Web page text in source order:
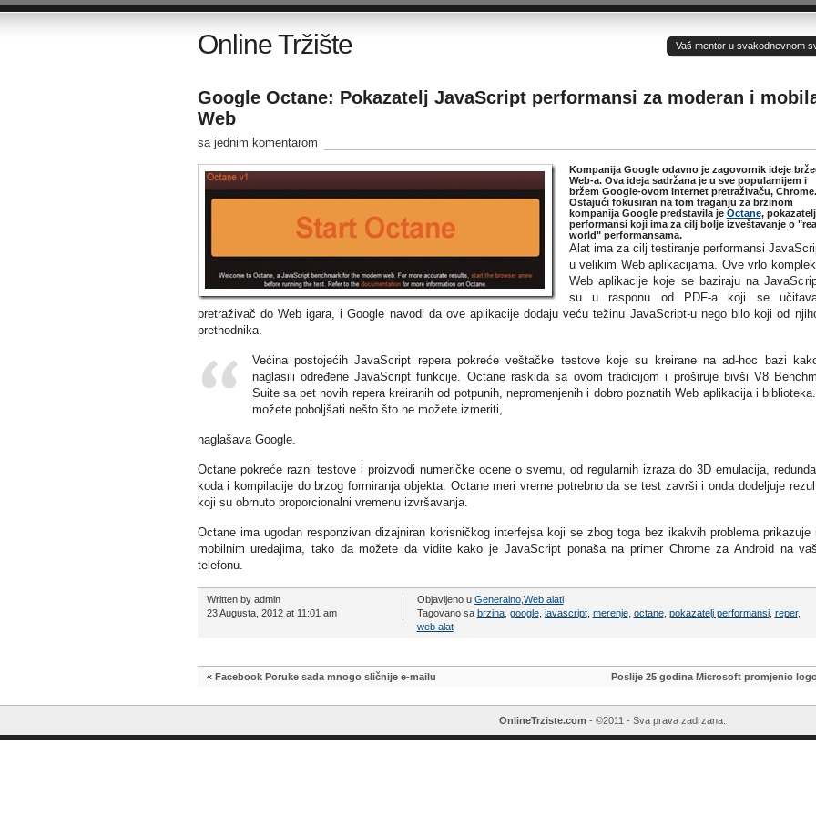
Online Tržište Vaš mentor u svakodnevnom
Google Octane: Pokazatelj JavaScript performansi za moderan i
Web
sa jednim komentarom
Kompanija Google odavno je zagovornik ideje
Web-a. Ova ideja sadržana je u sve popularnijem i
bržem Google-ovom Internet pretraživaču, Chrome.
Ostajući fokusiran na tom traganju za brzinom
kompanija Google predstavila je Octane, pokazatelj
performansi koji ima za cilj bolje izveštavanje o
world" performansama.
Alat ima za cilj testiranje performansi
u velikim Web aplikacijama. Ove vrlo
Web aplikacije koje se baziraju na
su u rasponu od PDF-a koji se
pretraživač do Web igara, i Google navodi da ove aplikacije dodaju veću težinu JavaScript-u nego bilo koji od
prethodnika.
Većina postojećih JavaScript repera pokreće veštačke testove koje su kreirane na ad-hoc bazi
naglasili određene JavaScript funkcije. Octane raskida sa ovom tradicijom i proširuje bivši V8
Suite sa pet novih repera kreiranih od potpunih, nepromenjenih i dobro poznatih Web aplikacija i
možete poboljšati nešto što ne možete izmeriti,
naglašava Google.
Octane pokreće razni testove i proizvodi numeričke ocene o svemu, od regularnih izraza do 3D emulacija,
koda i kompilacije do brzog formiranja objekta. Octane meri vreme potrebno da se test završi i onda dodeljuje
koji su obrnuto proporcionalni vremenu izvršavanja.
Octane ima ugodan responzivan dizajniran korisničkog interfejsa koji se zbog toga bez ikakvih problema prikazuje
mobilnim uređajima, tako da možete da vidite kako je JavaScript ponaša na primer Chrome za Android na
telefonu.
Written by admin
23 Augusta, 2012 at 11:01 am
Objavljeno u Generalno, Web alati
Tagovano sa brzina, google, javascript, merenje, octane, pokazatelj performansi, reper,
web alat
« Facebook Poruke sada mnogo sličnije e-mailu Poslije 25 godina Microsoft promjenio
OnlineTrziste.com - ©2011 - Sva prava zadrzana.